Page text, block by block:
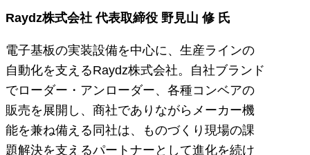
Raydz株式会社 代表取締役 野見山 修 氏
電子基板の実装設備を中心に、生産ラインの
自動化を支えるRaydz株式会社。自社ブランド
でローダー・​アンローダー、各種コンベアの
販売を展開し、商社でありながらメーカー機
能を兼ね備える同社は、ものづくり現場の課
題解決を支えるパートナーとして進化を続け